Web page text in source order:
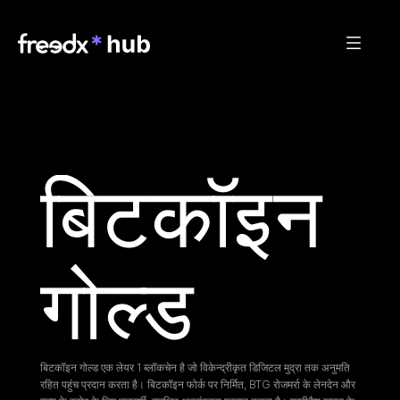
बिटकॉइन
गोल्ड
बिटकॉइन गोल्ड एक लेयर 1 ब्लॉकचेन है जो विकेन्द्रीकृत डिजिटल मुद्रा तक अनुमति
रहित पहुंच प्रदान करता है। बिटकॉइन फोर्क पर निर्मित, BTG रोजमर्रा के लेनदेन और